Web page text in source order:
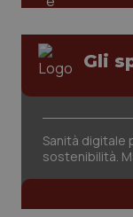
Gli
Sanità digitale
sostenibilità.
_ga